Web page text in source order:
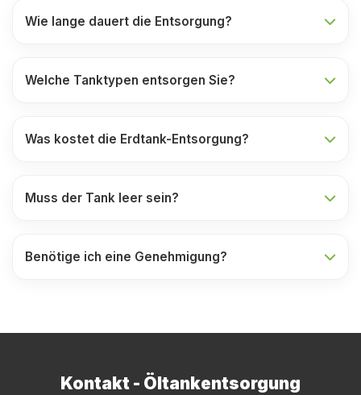
Wie lange dauert die Entsorgung?
Welche Tanktypen entsorgen Sie?
Was kostet die Erdtank-Entsorgung?
Muss der Tank leer sein?
Benötige ich eine Genehmigung?
Kontakt - Öltankentsorgung